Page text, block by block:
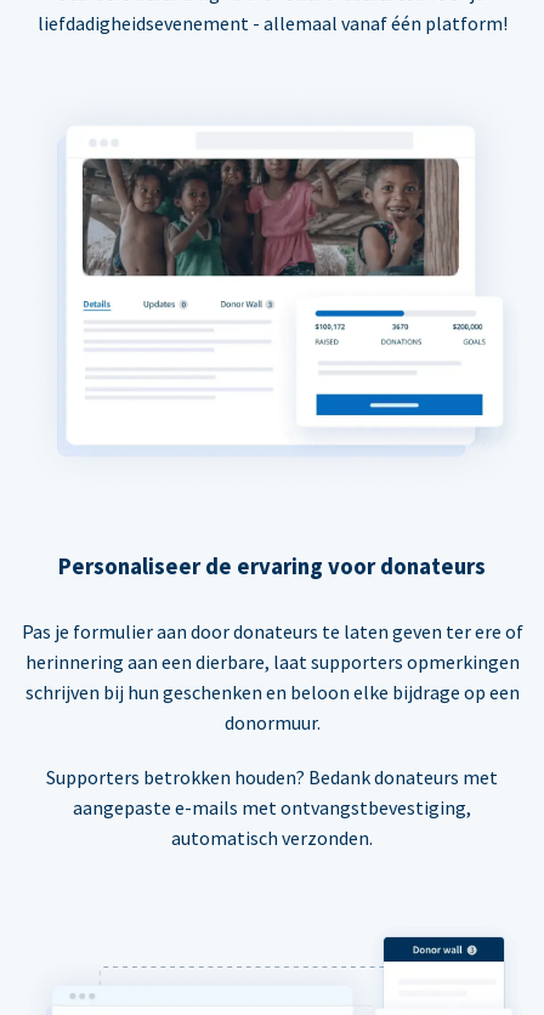
liefdadigheidsevenement - allemaal vanaf één platform!
Personaliseer de ervaring voor donateurs
Pas je formulier aan door donateurs te laten geven ter ere of
herinnering aan een dierbare, laat supporters opmerkingen
schrijven bij hun geschenken en beloon elke bijdrage op een
donormuur.
Supporters betrokken houden? Bedank donateurs met
aangepaste e-mails met ontvangstbevestiging,
automatisch verzonden.